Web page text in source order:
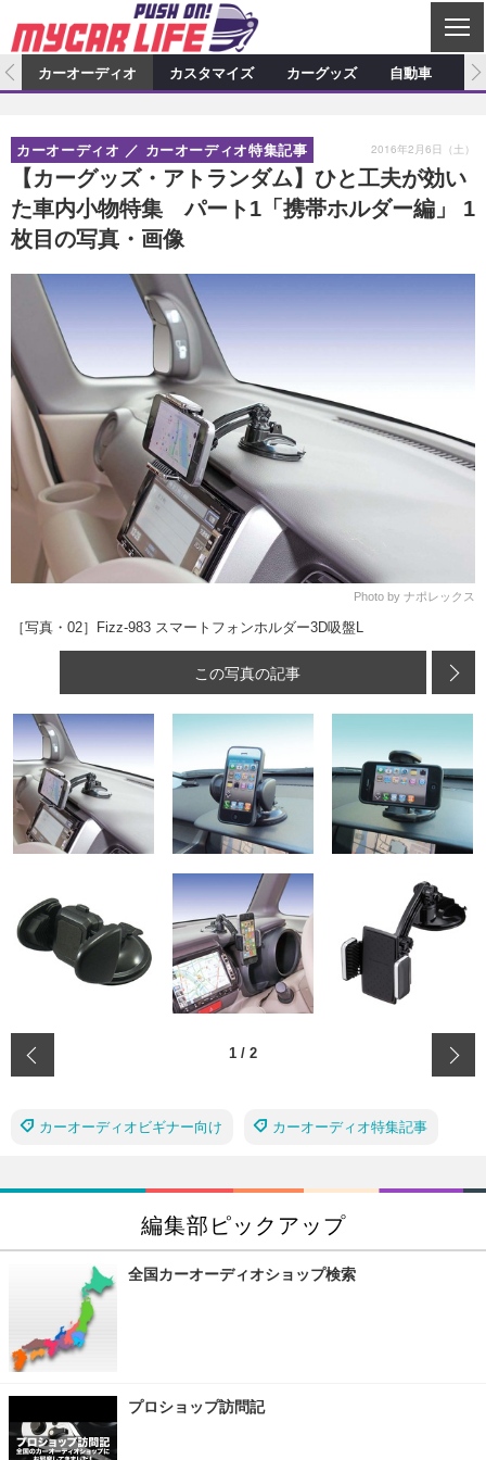
C
L
S
E
カーオーディオ
プロショップ検索 ショップ訪問記
カーオーディオニュース デモカー製作記
その他
カスタマイズ特集記事 カスタマイズ新製品情報
カスタマイズニュース
カーグッズ
カーグッズ特集記事 カーグッズ新製品情報
カーグッズニュース
自動車
スクープ
カーオーディオ カスタマイズ カーグッズ 自動車
【カーグッズ・アトランダム】ひと工夫が効い
た車内小物特集 パート1「携帯ホルダー編」 1
枚目の写真・画像
カーオーディオ カーオーディオ特集記事 2016年2月6日（土）
Photo by ナポレックス
［写真・02］Fizz-983 スマートフォンホルダー3D吸盤L
この写真の記事
1 / 2
カーオーディオビギナー向け カーオーディオ特集記事
編集部ピックアップ
全国カーオーディオショップ検索
プロショップ訪問記